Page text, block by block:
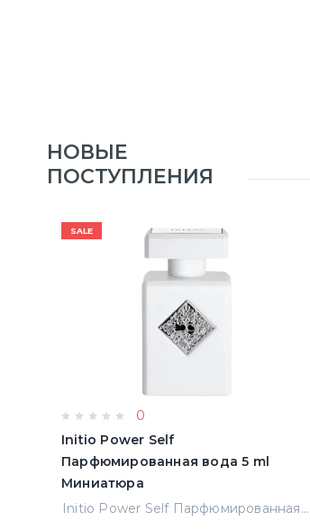
НОВЫЕ
ПОСТУПЛЕНИЯ
SALE
0
Initio Power Self
Парфюмированная вода 5 ml
Миниатюра
Initio Power Self Парфюмированная вода 5 ml Миниатюра